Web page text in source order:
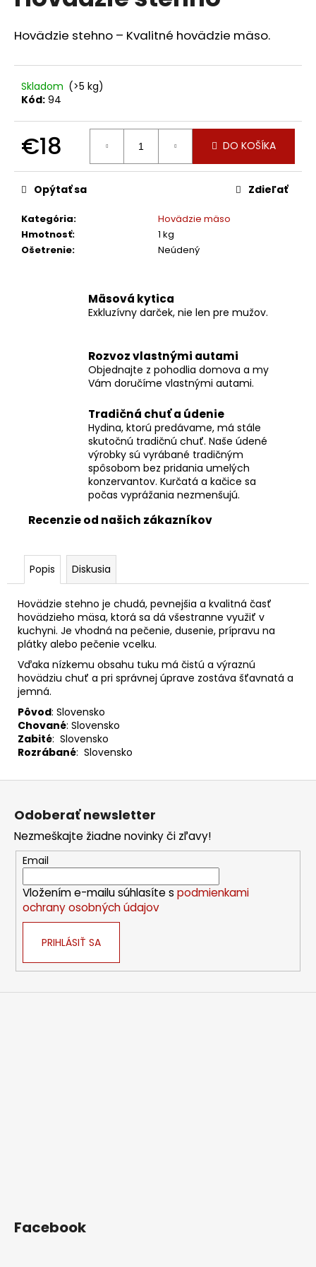
z
5Hovädzie stehno – Kvalitné hovädzie mäso.
Skladom (>5 kg)
Kód: 94
€18
cena:
DO KOŠÍKA
Kategória:
Hovädzie mäso
Hmotnosť:
1 kg
Ošetrenie: Neúdený
Opýtať sa Zdieľať
Mäsová kytica
Exkluzívny darček, nie len pre mužov.
Rozvoz vlastnými autami
Objednajte z pohodlia domova a my
Vám doručíme vlastnými autami.
Tradičná chuť a údenie
Hydina, ktorú predávame, má stále
skutočnú tradičnú chuť. Naše údené
výrobky sú vyrábané tradičným
spôsobom bez pridania umelých
konzervantov. Kurčatá a kačice sa
počas vyprážania nezmenšujú.
Recenzie od našich zákazníkov
Popis Diskusia
Hovädzie stehno je chudá, pevnejšia a kvalitná časť
hovädzieho mäsa, ktorá sa dá všestranne využiť v
kuchyni. Je vhodná na pečenie, dusenie, prípravu na
plátky alebo pečenie vcelku.
Vďaka nízkemu obsahu tuku má čistú a výraznú
hovädziu chuť a pri správnej úprave zostáva šťavnatá a
jemná.
Pôvod: Slovensko
Chované: Slovensko
Zabité: Slovensko
Rozrábané: Slovensko
j
ť
?
HĽADAŤ
O
d
p
Z
Odoberať newsletter
Nezmeškajte žiadne novinky či zľavy!
Email
Vložením e-mailu súhlasíte s podmienkami
ochrany osobných údajov
PRIHLÁSIŤ SA
Facebook